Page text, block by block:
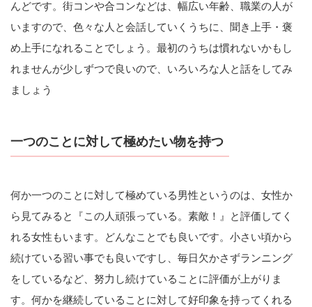
んどです。街コンや合コンなどは、幅広い年齢、職業の人が
いますので、色々な人と会話していくうちに、聞き上手・褒
め上手になれることでしょう。最初のうちは慣れないかもし
れませんが少しずつで良いので、いろいろな人と話をしてみ
ましょう
一つのことに対して極めたい物を持つ
何か一つのことに対して極めている男性というのは、女性か
ら見てみると『この人頑張っている。素敵！』と評価してく
れる女性もいます。どんなことでも良いです。小さい頃から
続けている習い事でも良いですし、毎日欠かさずランニング
をしているなど、努力し続けていることに評価が上がりま
す。何かを継続していることに対して好印象を持ってくれる